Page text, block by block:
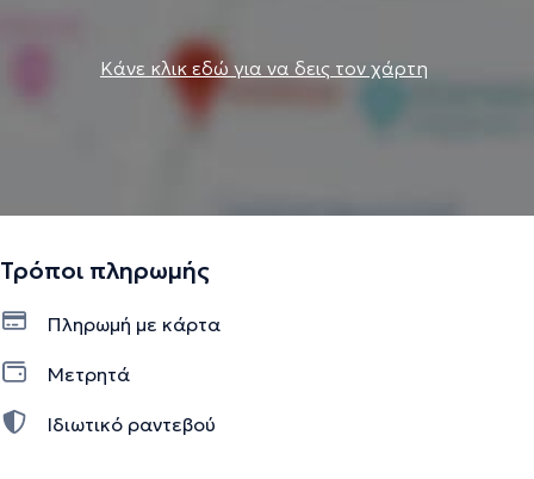
Κάνε κλικ εδώ για να δεις τον χάρτη
Τρόποι πληρωμής
Πληρωμή με κάρτα
Μετρητά
Ιδιωτικό ραντεβού